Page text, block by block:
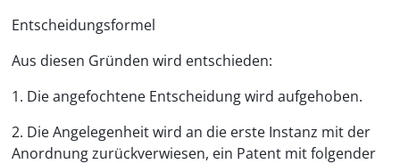
Entscheidungsformel
Aus diesen Gründen wird entschieden:
1. Die angefochtene Entscheidung wird aufgehoben.
2. Die Angelegenheit wird an die erste Instanz mit der
Anordnung zurückverwiesen, ein Patent mit folgender